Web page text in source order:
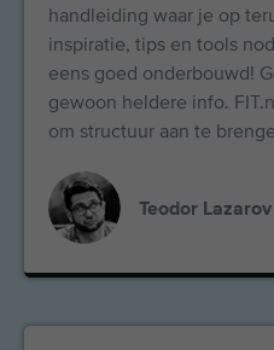
handleiding waar je op
inspiratie, tips en tools
eens goed onderbouwd!
gewoon heldere info.
om structuur aan te
Teodor Lazarov